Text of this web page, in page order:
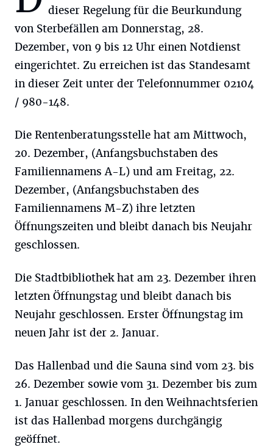
dieser Regelung für die Beurkundung
von Sterbefällen am Donnerstag, 28.
Dezember, von 9 bis 12 Uhr einen Notdienst
eingerichtet. Zu erreichen ist das Standesamt
in dieser Zeit unter der Telefonnummer 02104
/ 980-148.
Die Rentenberatungsstelle hat am Mittwoch,
20. Dezember, (Anfangsbuchstaben des
Familiennamens A-L) und am Freitag, 22.
Dezember, (Anfangsbuchstaben des
Familiennamens M-Z) ihre letzten
Öffnungszeiten und bleibt danach bis Neujahr
geschlossen.
Die Stadtbibliothek hat am 23. Dezember ihren
letzten Öffnungstag und bleibt danach bis
Neujahr geschlossen. Erster Öffnungstag im
neuen Jahr ist der 2. Januar.
Das Hallenbad und die Sauna sind vom 23. bis
26. Dezember sowie vom 31. Dezember bis zum
1. Januar geschlossen. In den Weihnachtsferien
ist das Hallenbad morgens durchgängig
geöffnet.